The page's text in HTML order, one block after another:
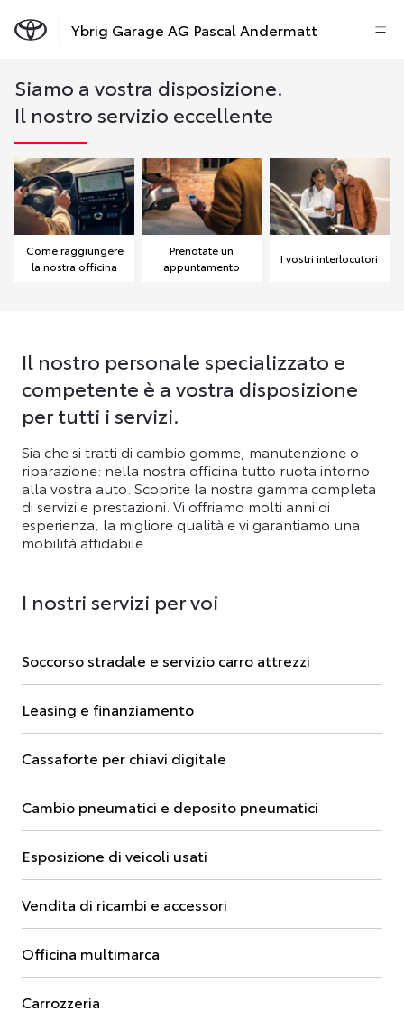
Ybrig Garage AG Pascal Andermatt
Siamo a vostra disposizione.
Il nostro servizio eccellente
Come raggiungere
la nostra officina
Prenotate un
appuntamento
I vostri interlocutori
Il nostro personale specializzato e
competente è a vostra disposizione
per tutti i servizi.
Sia che si tratti di cambio gomme, manutenzione o
riparazione: nella nostra officina tutto ruota intorno
alla vostra auto. Scoprite la nostra gamma completa
di servizi e prestazioni. Vi offriamo molti anni di
esperienza, la migliore qualità e vi garantiamo una
mobilità affidabile.
I nostri servizi per voi
Soccorso stradale e servizio carro attrezzi
Leasing e finanziamento
Cassaforte per chiavi digitale
Cambio pneumatici e deposito pneumatici
Esposizione di veicoli usati
Vendita di ricambi e accessori
Officina multimarca
Carrozzeria